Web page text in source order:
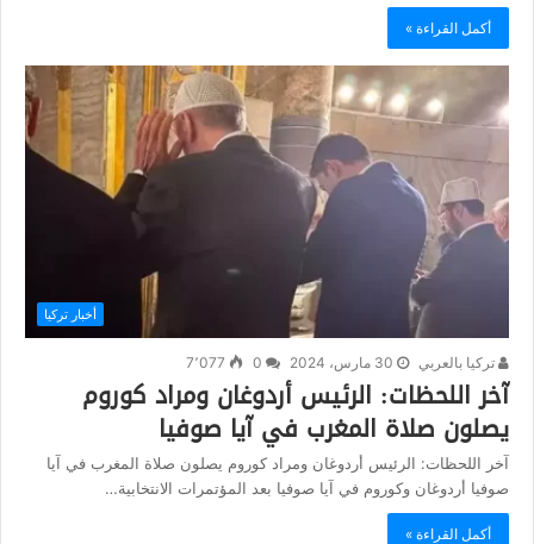
أكمل القراءة »
أخبار تركيا
تركيا بالعربي 30 مارس، 2024 7٬077
آخر اللحظات: الرئيس أردوغان ومراد كوروم
يصلون صلاة المغرب في آيا صوفيا
آخر اللحظات: الرئيس أردوغان ومراد كوروم يصلون صلاة المغرب في آيا
صوفيا أردوغان وكوروم في آيا صوفيا بعد المؤتمرات الانتخابية…
أكمل القراءة »